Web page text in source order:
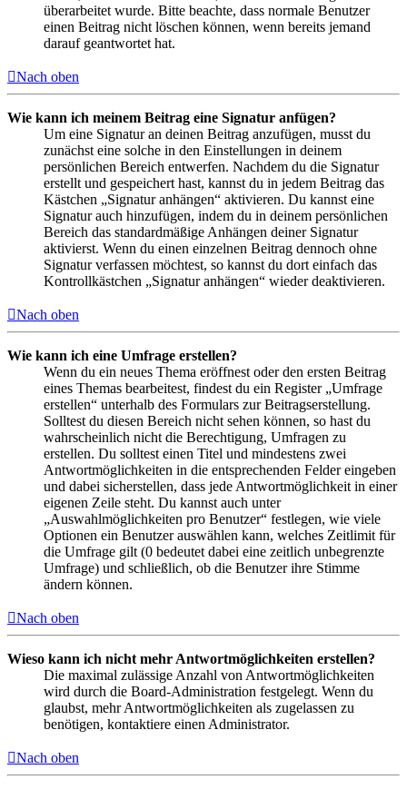
überarbeitet wurde. Bitte beachte, dass normale Benutzer
einen Beitrag nicht löschen können, wenn bereits jemand
darauf geantwortet hat.
Nach oben
Wie kann ich meinem Beitrag eine Signatur anfügen?
Um eine Signatur an deinen Beitrag anzufügen, musst du
zunächst eine solche in den Einstellungen in deinem
persönlichen Bereich entwerfen. Nachdem du die Signatur
erstellt und gespeichert hast, kannst du in jedem Beitrag das
Kästchen „Signatur anhängen“ aktivieren. Du kannst eine
Signatur auch hinzufügen, indem du in deinem persönlichen
Bereich das standardmäßige Anhängen deiner Signatur
aktivierst. Wenn du einen einzelnen Beitrag dennoch ohne
Signatur verfassen möchtest, so kannst du dort einfach das
Kontrollkästchen „Signatur anhängen“ wieder deaktivieren.
Nach oben
Wie kann ich eine Umfrage erstellen?
Wenn du ein neues Thema eröffnest oder den ersten Beitrag
eines Themas bearbeitest, findest du ein Register „Umfrage
erstellen“ unterhalb des Formulars zur Beitragserstellung.
Solltest du diesen Bereich nicht sehen können, so hast du
wahrscheinlich nicht die Berechtigung, Umfragen zu
erstellen. Du solltest einen Titel und mindestens zwei
Antwortmöglichkeiten in die entsprechenden Felder eingeben
und dabei sicherstellen, dass jede Antwortmöglichkeit in einer
eigenen Zeile steht. Du kannst auch unter
„Auswahlmöglichkeiten pro Benutzer“ festlegen, wie viele
Optionen ein Benutzer auswählen kann, welches Zeitlimit für
die Umfrage gilt (0 bedeutet dabei eine zeitlich unbegrenzte
Umfrage) und schließlich, ob die Benutzer ihre Stimme
ändern können.
Nach oben
Wieso kann ich nicht mehr Antwortmöglichkeiten erstellen?
Die maximal zulässige Anzahl von Antwortmöglichkeiten
wird durch die Board-Administration festgelegt. Wenn du
glaubst, mehr Antwortmöglichkeiten als zugelassen zu
benötigen, kontaktiere einen Administrator.
Nach oben